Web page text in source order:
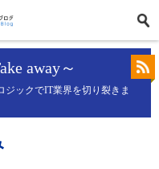
away～
ックでIT業界を切り裂きま